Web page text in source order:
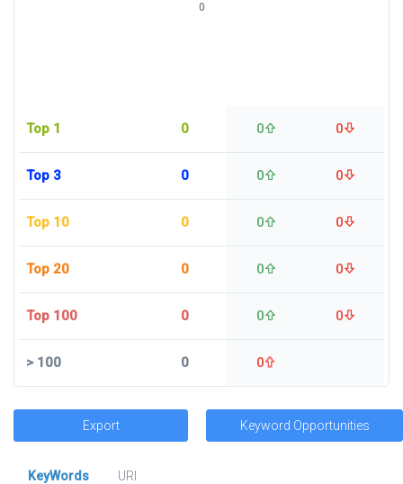
Top 1 0 0 0
Top 3 0 0 0
Top 10 0 0 0
Top 20 0 0 0
Top 100 0 0 0
>100 0 0
0
Export Keyword Opportunities
KeyWords
URl